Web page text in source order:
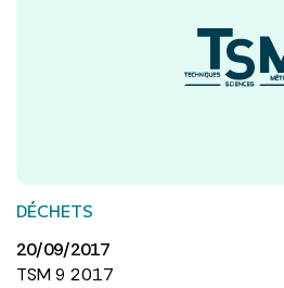
DÉCHETS
20/09/2017
TSM 9 2017